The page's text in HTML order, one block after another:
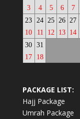
3
4
5
6
7
23
10
24
11
25
12
26
13
27
14
30
17
31
18
PACKAGE LIST:
Hajj Package
Umrah Package